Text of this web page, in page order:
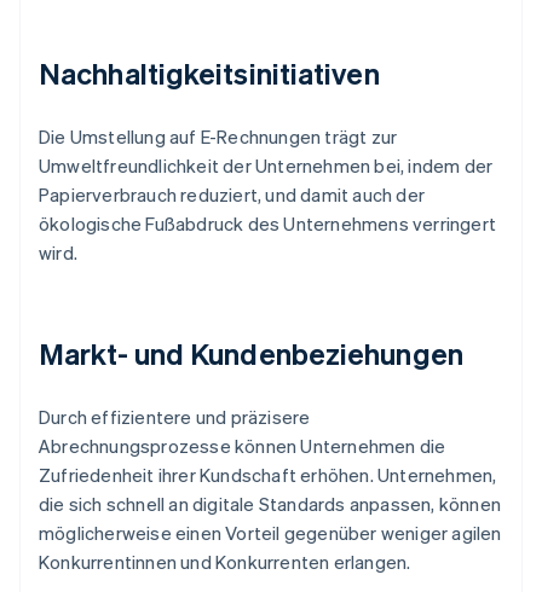
Nachhaltigkeitsinitiativen
Die Umstellung auf E-Rechnungen trägt zur
Umweltfreundlichkeit der Unternehmen bei, indem der
Papierverbrauch reduziert, und damit auch der
ökologische Fußabdruck des Unternehmens verringert
wird.
Markt- und Kundenbeziehungen
Durch effizientere und präzisere
Abrechnungsprozesse können Unternehmen die
Zufriedenheit ihrer Kundschaft erhöhen. Unternehmen,
die sich schnell an digitale Standards anpassen, können
möglicherweise einen Vorteil gegenüber weniger agilen
Konkurrentinnen und Konkurrenten erlangen.